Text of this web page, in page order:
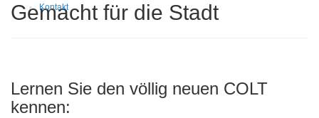
Kontakt
Gemacht für die Stadt
Lernen Sie den völlig neuen COLT
kennen: